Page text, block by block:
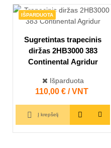
IŠPARDUOTA
Sugretintas trapecinis
diržas 2HB3000 383
Continental Agridur
Išparduota
Kaina
110,00 € / VNT
Į krepšelį